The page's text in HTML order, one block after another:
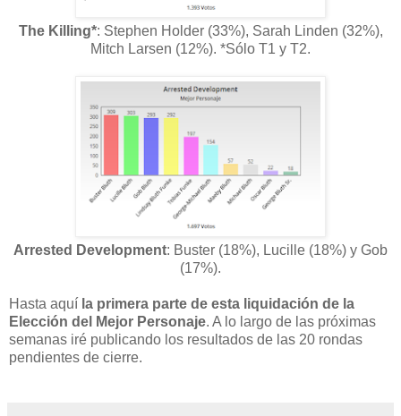
The Killing*: Stephen Holder (33%), Sarah Linden (32%),
Mitch Larsen (12%). *Sólo T1 y T2.
Arrested Development: Buster (18%), Lucille (18%) y Gob
(17%).
Hasta aquí la primera parte de esta liquidación de la
Elección del Mejor Personaje. A lo largo de las próximas
semanas iré publicando los resultados de las 20 rondas
pendientes de cierre.